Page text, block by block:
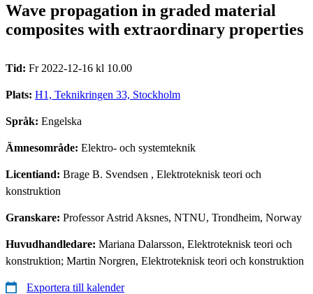
Wave propagation in graded material
composites with extraordinary properties
Tid: Fr 2022-12-16 kl 10.00
Plats: H1, Teknikringen 33, Stockholm
Språk: Engelska
Ämnesområde: Elektro- och systemteknik
Licentiand: Brage B. Svendsen , Elektroteknisk teori och
konstruktion
Granskare: Professor Astrid Aksnes, NTNU, Trondheim, Norway
Huvudhandledare: Mariana Dalarsson, Elektroteknisk teori och
konstruktion; Martin Norgren, Elektroteknisk teori och konstruktion
Exportera till kalender